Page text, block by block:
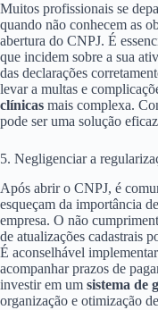
Muitos profissionais se
quando não conhecem as
abertura do CNPJ. É
que incidem sobre a sua
das declarações
levar a multas e
clínicas mais complexa.
pode ser uma solução
5. Negligenciar a
Após abrir o CNPJ, é
esqueçam da importância
empresa. O não
de atualizações cadastrais
É aconselhável
acompanhar prazos de
investir em um sistema de
organização e otimização